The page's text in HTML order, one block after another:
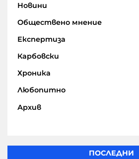
Новини
Обществено мнение
Експертиза
Карбовски
Хроника
Любопитно
Архив
ПОСЛЕДНИ